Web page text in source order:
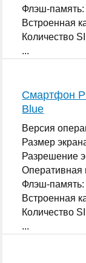
Флэш-память:
Встроенная
Количество
...
Смартфон
Blue
Версия
Размер
Разрешение
Оперативная
Флэш-память:
Встроенная
Количество
...